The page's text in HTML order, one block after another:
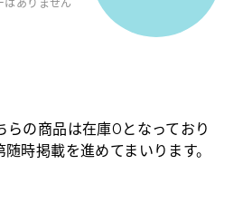
はありません
らの商品は在庫0となっており
時掲載を進めてまいります。